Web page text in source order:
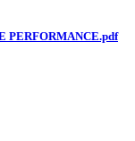
PERFORMANCE.pdf